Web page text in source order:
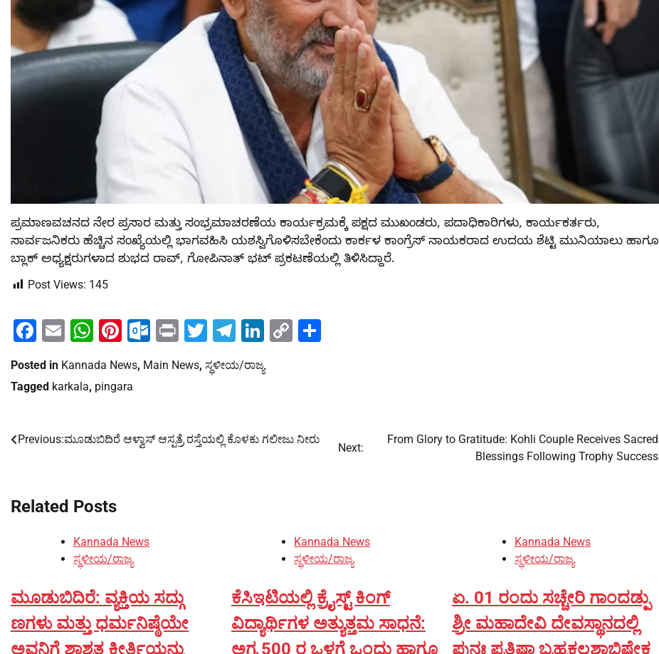
ಪ್ರಮಾಣವಚನದ ನೇರ ಪ್ರಸಾರ ಮತ್ತು ಸಂಭ್ರಮಾಚರಣೆಯ ಕಾರ್ಯಕ್ರಮಕ್ಕೆ ಪಕ್ಷದ ಮುಖಂಡರು, ಪದಾಧಿಕಾರಿಗಳು, ಕಾರ್ಯಕರ್ತರು,
ಸಾರ್ವಜನಿಕರು ಹೆಚ್ಚಿನ ಸಂಖ್ಯೆಯಲ್ಲಿ ಭಾಗವಹಿಸಿ ಯಶಸ್ವಿಗೊಳಿಸಬೇಕೆಂದು ಕಾರ್ಕಳ ಕಾಂಗ್ರೆಸ್ ನಾಯಕರಾದ ಉದಯ ಶೆಟ್ಟಿ ಮುನಿಯಾಲು ಹಾಗೂ
ಬ್ಲಾಕ್ ಅಧ್ಯಕ್ಷರುಗಳಾದ ಶುಭದ ರಾವ್, ಗೋಪಿನಾತ್ ಭಟ್ ಪ್ರಕಟಣೆಯಲ್ಲಿ ತಿಳಿಸಿದ್ದಾರೆ.
Post Views: 145
Facebook
EmailWhatsApp
Pinterest
Outlook.com
PrintTwitter
Telegram
LinkedIn
Copy
Posted in Kannada News, Main News, ಸ್ಥಳೀಯ/ರಾಜ್ಯ
Tagged karkala, pingara
Post
Previous:ಮೂಡುಬಿದಿರೆ ಆಳ್ವಾಸ್ ಆಸ್ಪತ್ರೆ ರಸ್ತೆಯಲ್ಲಿ ಕೊಳಕು ಗಲೀಜು ನೀರು
Next:
From Glory to Gratitude: Kohli Couple Receives Sacred
Blessings Following Trophy Success
Related Posts
Kannada News
ಸ್ಥಳೀಯ/ರಾಜ್ಯ
ಮೂಡುಬಿದಿರೆ: ವ್ಯಕ್ತಿಯ ಸದ್ಗು
ಣಗಳು ಮತ್ತು ಧರ್ಮನಿಷ್ಠೆಯೇ
ಅವನಿಗೆ ಶಾಶ್ವತ ಕೀರ್ತಿಯನ್ನು
Kannada News
ಸ್ಥಳೀಯ/ರಾಜ್ಯ
ಕೆಸಿಇಟಿಯಲ್ಲಿ ಕ್ರೈಸ್ಟ್ ಕಿಂಗ್
ವಿದ್ಯಾರ್ಥಿಗಳ ಅತ್ಯುತ್ತಮ ಸಾಧನೆ:
ಅಗ್ರ 500 ರ ಒಳಗೆ ಒಂದು ಹಾಗೂ
Kannada News
ಸ್ಥಳೀಯ/ರಾಜ್ಯ
ಏ. 01 ರಂದು ಸಚ್ಚೇರಿ ಗಾಂದಡ್ಪು
ಶ್ರೀ ಮಹಾದೇವಿ ದೇವಸ್ಥಾನದಲ್ಲಿ
ಪುನಃ ಪ್ರತಿಷ್ಠಾ ಬ್ರಹ್ಮಕಲಶಾಭಿಷೇಕ